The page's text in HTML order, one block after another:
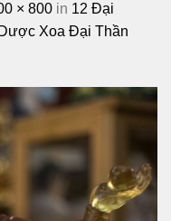
× 800 in 12 Đại
Xoa Đại Thần